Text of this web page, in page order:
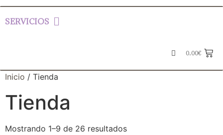
SERVICIOS
0.00€
Inicio / Tienda
Tienda
Mostrando 1–9 de 26 resultados